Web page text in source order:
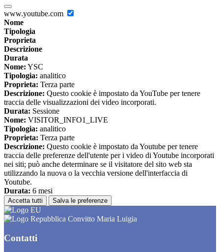
www.youtube.com
Nome
Tipologia
Proprieta
Descrizione
Durata
Nome: YSC
Tipologia: analitico
Proprieta: Terza parte
Descrizione: Questo cookie è impostato da YouTube per tenere
traccia delle visualizzazioni dei video incorporati.
Durata: Sessione
Nome: VISITOR_INFO1_LIVE
Tipologia: analitico
Proprieta: Terza parte
Descrizione: Questo cookie è impostato da Youtube per tenere
traccia delle preferenze dell'utente per i video di Youtube incorporati
nei siti; può anche determinare se il visitatore del sito web sta
utilizzando la nuova o la vecchia versione dell'interfaccia di
Youtube.
Durata: 6 mesi
Accetta tutti Salva le preferenze
Convitto Maria Luigia
Contatti